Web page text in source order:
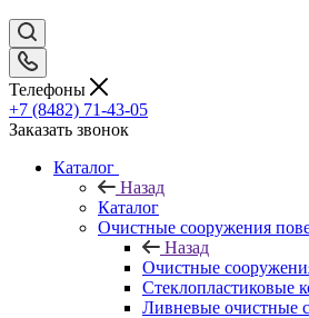
Телефоны
+7 (8482) 71-43-05
Заказать звонок
Каталог
Назад
Каталог
Очистные сооружения
Назад
Очистные
Стеклопластиковые
Ливневые очистные